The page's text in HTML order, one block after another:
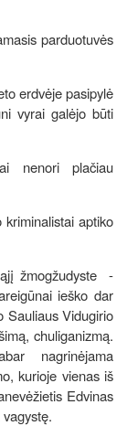
parduotuvės
erdvėje pasipylė
vyrai galėjo būti
nenori plačiau
aptiko
žmogžudyste -
ieško dar
Sauliaus Vidugirio
chuliganizmą.
nagrinėjama
kurioje vienas iš
Edvinas